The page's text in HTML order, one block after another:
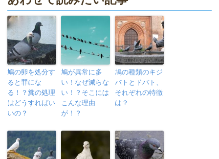
鳩の卵を処分す
ると罪にな
る！？糞の処理
はどうすればい
いの？
鳩が異常に多
い！なぜ減らな
い！？そこには
こんな理由
が！？
鳩の種類のキジ
バトとドバト、
それぞれの特徴
は？